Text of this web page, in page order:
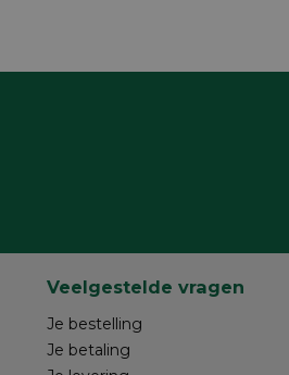
Veelgestelde vragen
Je bestelling
Je betaling